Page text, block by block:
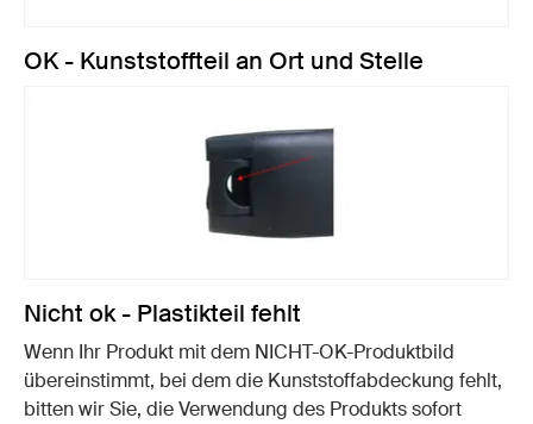
OK - Kunststoffteil an Ort und Stelle
Nicht ok - Plastikteil fehlt
Wenn Ihr Produkt mit dem NICHT-OK-Produktbild
übereinstimmt, bei dem die Kunststoffabdeckung fehlt,
bitten wir Sie, die Verwendung des Produkts sofort